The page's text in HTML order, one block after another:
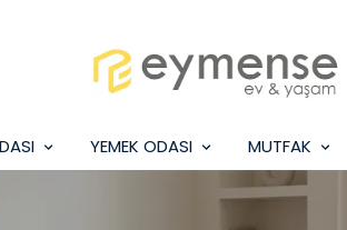
YEMEK ODASI MUTFAK